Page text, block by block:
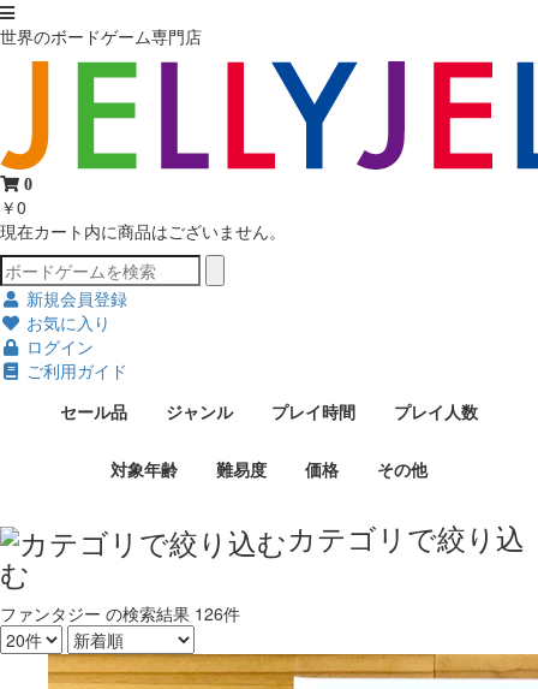
世界のボードゲーム専門店
0
￥0
現在カート内に商品はございません。
新規会員登録
お気に入り
ログイン
ご利用ガイド
セール品
ジャンル プレイ時間 プレイ人数
対象年齢 難易度 価格 その他
カテゴリで絞り込
む
ファンタジー の検索結果 126件